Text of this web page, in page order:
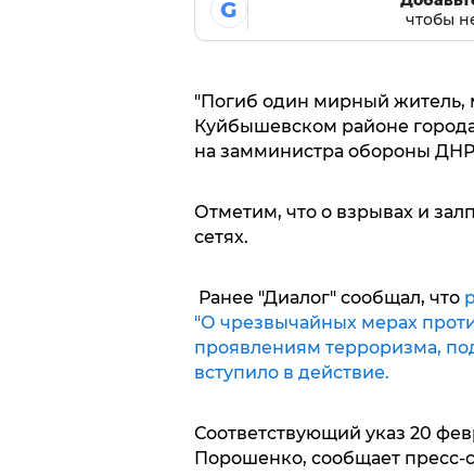
G
чтобы
"Погиб один мирный житель,
Куйбышевском районе
на замминистра обороны
Отметим, что о взрывах и
сетях.
Ранее "Диалог" сообщал, что
"О чрезвычайных мерах
проявлениям терроризма,
вступило в действие.
Соответствующий указ 20
Порошенко, сообщает пресс-